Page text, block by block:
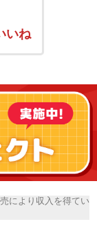
いね
により収入を得てい